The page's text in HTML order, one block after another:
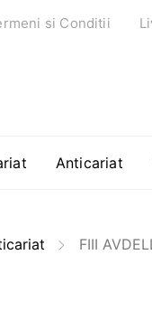
si Conditii
Anticariat
FIII